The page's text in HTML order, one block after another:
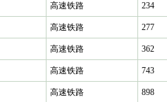
高速铁路 234
高速铁路 277
高速铁路 362
高速铁路 743
高速铁路 898